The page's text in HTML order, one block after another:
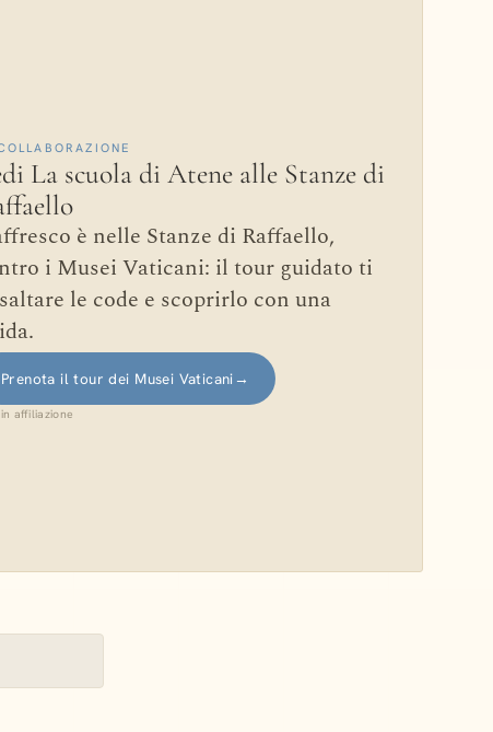
La scuola di Atene alle Stanze di
è nelle Stanze di Raffaello,
i Musei Vaticani: il tour guidato ti
le code e scoprirlo con una
Prenota il tour dei Musei Vaticani →
affiliazione